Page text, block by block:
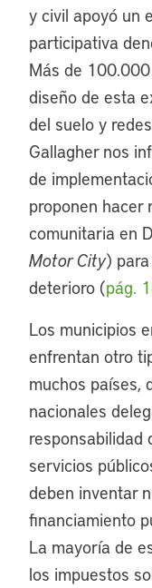
y civil apoyó un
participativa
Más de
diseño de esta
del suelo y
Gallagher nos
de
proponen hacer
comunitaria en
Motor City)
deterioro (pág.
Los municipios
enfrentan otro
muchos países,
nacionales
responsabilidad
servicios
deben inventar
financiamiento
La mayoría de
los impuestos